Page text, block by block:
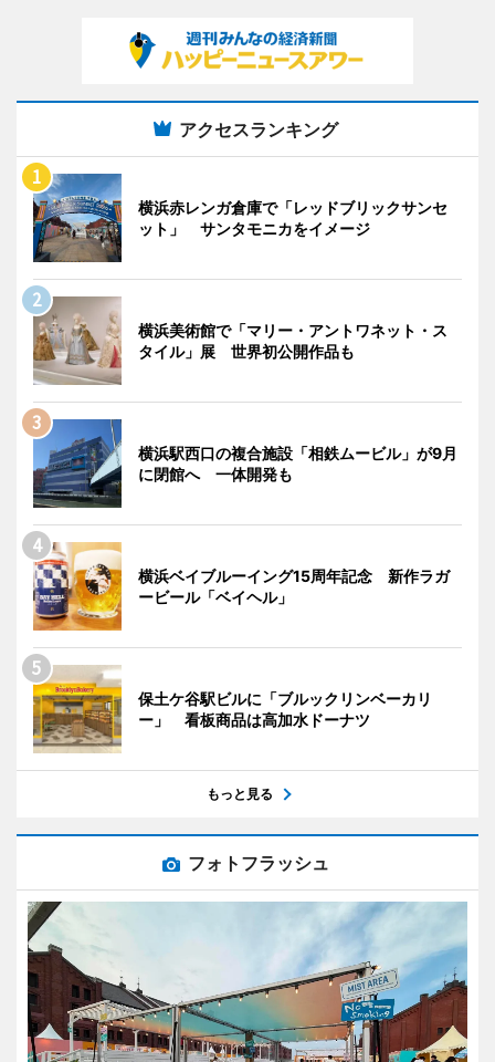
アクセスランキング
横浜赤レンガ倉庫で「レッドブリックサンセ
ット」 サンタモニカをイメージ
横浜美術館で「マリー・アントワネット・ス
タイル」展 世界初公開作品も
横浜駅西口の複合施設「相鉄ムービル」が9月
に閉館へ 一体開発も
横浜ベイブルーイング15周年記念 新作ラガ
ービール「ベイヘル」
保土ケ谷駅ビルに「ブルックリンベーカリ
ー」 看板商品は高加水ドーナツ
もっと見る
フォトフラッシュ